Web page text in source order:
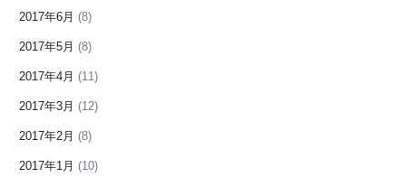
2017年6月 (8)
2017年5月 (8)
2017年4月 (11)
2017年3月 (12)
2017年2月 (8)
2017年1月 (10)